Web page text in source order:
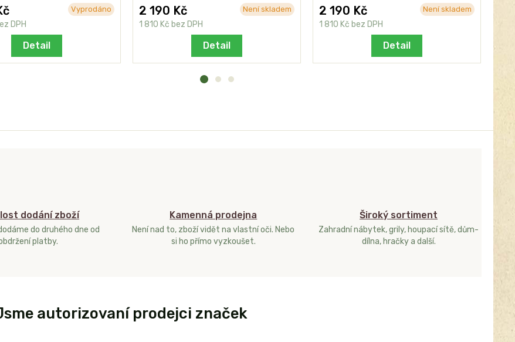
DPH
Vyprodáno
Detail
2 190 Kč
1 810 Kč bez DPH
Není skladem
Detail
2 190 Kč
1 810 Kč bez DPH
Není skladem
Detail
dodání zboží
do druhého dne od
platby.
Kamenná prodejna
Není nad to, zboží vidět na vlastní oči. Nebo
si ho přímo vyzkoušet.
Široký sortiment
Zahradní nábytek, grily, houpací sítě, dům-
dílna, hračky a další.
autorizovaní prodejci značek